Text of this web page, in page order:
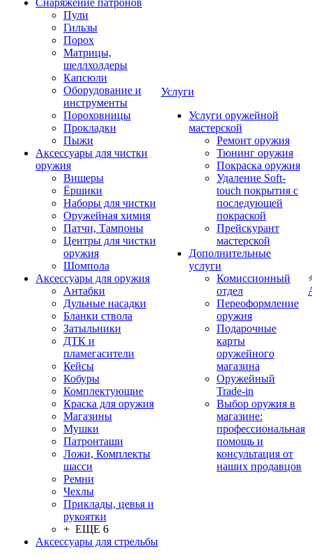
Снаряжение патронов
Пули
Гильзы
Порох
Матрицы,
шеллхолдеры
Капсюли
Оборудование и
инструменты
Пороховницы
Прокладки
Пыжи
Аксессуары для чистки
оружия
Вишеры
Ёршики
Наборы для чистки
Оружейная химия
Патчи, Тампоны
Центры для чистки
оружия
Шомпола
Аксессуары для оружия
Антабки
Дульные насадки
Бланки ствола
Затыльники
ДТК и
пламегасители
Кейсы
Кобуры
Комплектующие
Краска для оружия
Магазины
Мушки
Патронташи
Ложи, Комплекты
шасси
Ремни
Чехлы
Приклады, цевья и
рукоятки
+ ЕЩЕ 6
Аксессуары для стрельбы
Услуги
Услуги оружейной
мастерской
Ремонт оружия
Тюнинг оружия
Покраска оружия
Удаление Soft-
touch покрытия с
последующей
покраской
Прейскурант
мастерской
Дополнительные
услуги
Комиссионный
отдел
Переоформление
оружия
Подарочные
карты
оружейного
магазина
Оружейный
Trade-in
Выбор оружия в
магазине:
профессиональная
помощь и
консультация от
наших продавцов